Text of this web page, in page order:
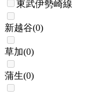
東武伊勢崎線
新越谷(0)
草加(0)
蒲生(0)